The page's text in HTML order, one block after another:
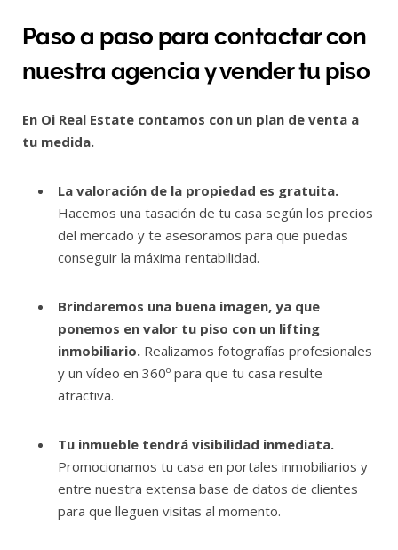
Paso a paso para contactar con
nuestra agencia y vender tu piso
En Oi Real Estate contamos con un plan de venta a
tu medida.
La valoración de la propiedad es gratuita.
Hacemos una tasación de tu casa según los precios
del mercado y te asesoramos para que puedas
conseguir la máxima rentabilidad.
Brindaremos una buena imagen, ya que
ponemos en valor tu piso con un lifting
inmobiliario. Realizamos fotografías profesionales
y un vídeo en 360º para que tu casa resulte
atractiva.
Tu inmueble tendrá visibilidad inmediata.
Promocionamos tu casa en portales inmobiliarios y
entre nuestra extensa base de datos de clientes
para que lleguen visitas al momento.